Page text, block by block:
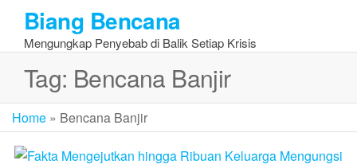
the
content
Biang Bencana
Mengungkap Penyebab di Balik Setiap Krisis
Tag: Bencana Banjir
Home » Bencana Banjir